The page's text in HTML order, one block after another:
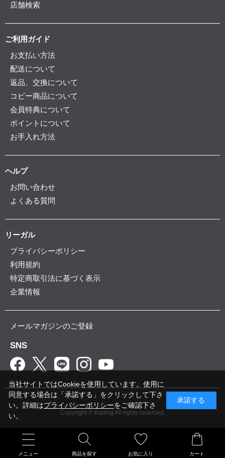
メニュー 商品を探す お気に入り カート
店舗検索
ご利用ガイド
お支払い方法
配送について
返品、交換について
コピー商品について
会員特典について
ポイントについて
お手入れ方法
ヘルプ
お問い合わせ
よくある質問
リーガル
プライバシーポリシー
利用規約
特定商取引法に基づく表示
企業情報
メールマガジンのご登録
SNS
Copyright © Kipling All rights reserved.
当社サイトではCookieを使用しています。使用に
同意する場合は「承諾する」をクリックして下さ
い。詳細はプライバシーポリシーをご確認下さ
い。
承諾する